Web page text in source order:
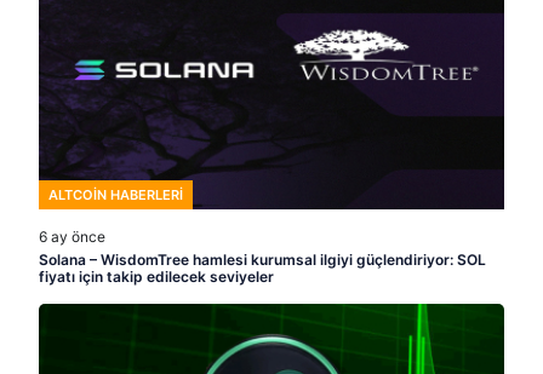
ALTCOIN HABERLERI
6 ay önce
Solana – WisdomTree hamlesi kurumsal ilgiyi güçlendiriyor: SOL
fiyatı için takip edilecek seviyeler